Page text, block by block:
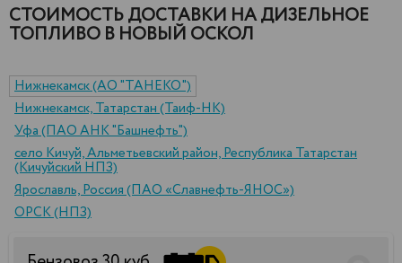
СТОИМОСТЬ ДОСТАВКИ НА ДИЗЕЛЬНОЕ
ТОПЛИВО В НОВЫЙ ОСКОЛ
Нижнекамск (АО "ТАНЕКО")
Нижнекамск, Татарстан (Таиф-НК)
Уфа (ПАО АНК "Башнефть")
село Кичуй, Альметьевский район, Республика Татарстан
(Кичуйский НПЗ)
Ярославль, Россия (ПАО «Славнефть-ЯНОС»)
ОРСК (НПЗ)